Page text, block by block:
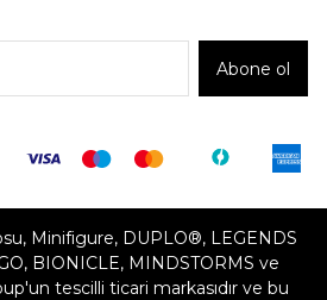
Abone ol
Minifigure, DUPLO®, LEGENDS
BIONICLE, MINDSTORMS ve
tescilli ticari markasıdır ve bu